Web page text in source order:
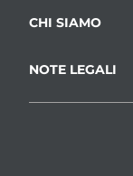
CHI SIAMO
NOTE LEGALI